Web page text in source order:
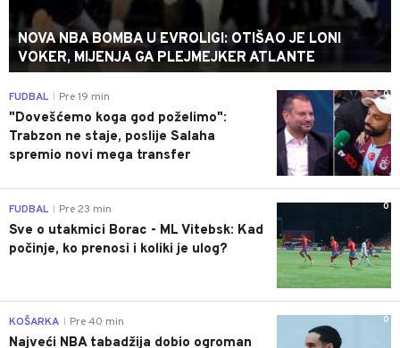
NOVA NBA BOMBA U EVROLIGI: OTIŠAO JE LONI
VOKER, MIJENJA GA PLEJMEJKER ATLANTE
0
FUDBAL Pre 19 min
"Dovešćemo koga god poželimo":
Trabzon ne staje, poslije Salaha
spremio novi mega transfer
0
FUDBAL Pre 23 min
Sve o utakmici Borac - ML Vitebsk: Kad
počinje, ko prenosi i koliki je ulog?
0
KOŠARKA Pre 40 min
Najveći NBA tabadžija dobio ogroman